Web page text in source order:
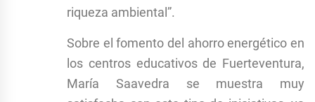
riqueza ambiental”.
Sobre el fomento del ahorro energético en
los centros educativos de Fuerteventura,
María Saavedra se muestra muy